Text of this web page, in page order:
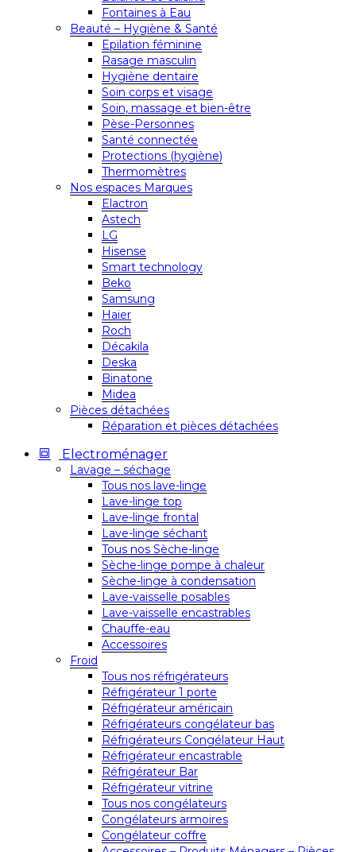
Fontaines à Eau
Beauté – Hygiène & Santé
Epilation féminine
Rasage masculin
Hygiène dentaire
Soin corps et visage
Soin, massage et bien-être
Pèse-Personnes
Santé connectée
Protections (hygiène)
Thermomètres
Nos espaces Marques
Elactron
Astech
LG
Hisense
Smart technology
Beko
Samsung
Haier
Roch
Décakila
Deska
Binatone
Midea
Pièces détachées
Réparation et pièces détachées
Electroménager
Lavage – séchage
Tous nos lave-linge
Lave-linge top
Lave-linge frontal
Lave-linge séchant
Tous nos Sèche-linge
Sèche-linge pompe à chaleur
Sèche-linge à condensation
Lave-vaisselle posables
Lave-vaisselle encastrables
Chauffe-eau
Accessoires
Froid
Tous nos réfrigérateurs
Réfrigérateur 1 porte
Réfrigérateur américain
Réfrigérateurs congélateur bas
Réfrigérateurs Congélateur Haut
Réfrigérateur encastrable
Réfrigérateur Bar
Réfrigérateur vitrine
Tous nos congélateurs
Congélateurs armoires
Congélateur coffre